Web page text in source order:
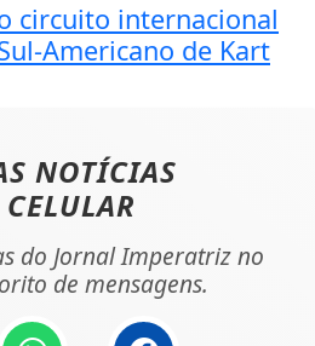
circuito internacional
Americano de Kart
NOTÍCIAS
do Jornal Imperatriz no
de mensagens.